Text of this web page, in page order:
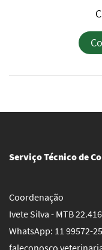
Serviço Técnico de
Coordenação
Ivete Silva - MTB 22.416
WhatsApp: 11 99572-